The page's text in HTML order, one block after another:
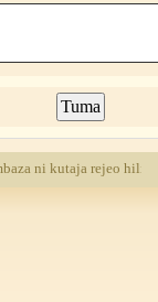
ni kutaja rejeo hili.